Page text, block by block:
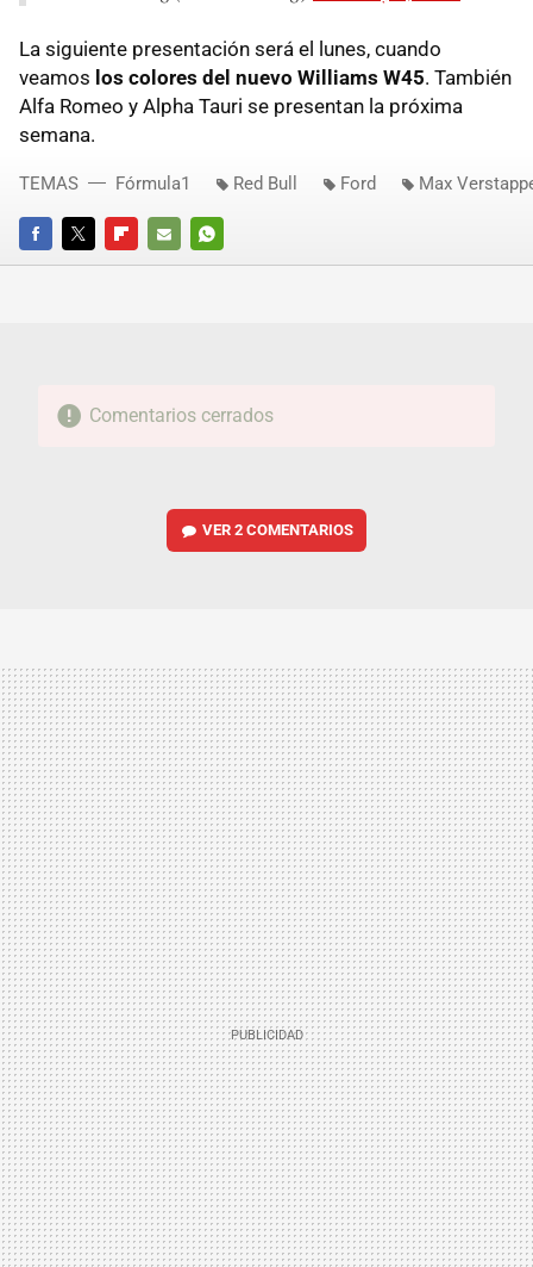
La siguiente presentación será el lunes, cuando
veamos los colores del nuevo Williams W45. También
Alfa Romeo y Alpha Tauri se presentan la próxima
semana.
FACEBOOKTWITTERFLIPBOARD
E-
WHATSAPP
TEMAS Fórmula1 Red Bull Ford Max
Comentarios cerrados
VER2 COMENTARIOS